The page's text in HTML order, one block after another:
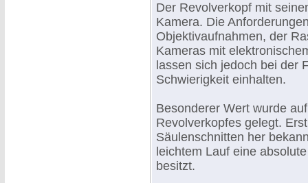
Der Revolverkopf mit
Kamera. Die
Objektivaufnahmen, der
Kameras mit
lassen sich jedoch bei der
Schwierigkeit einhalten.
Besonderer Wert wurde
Revolverkopfes gelegt.
Säulenschnitten her
leichtem Lauf eine
besitzt.